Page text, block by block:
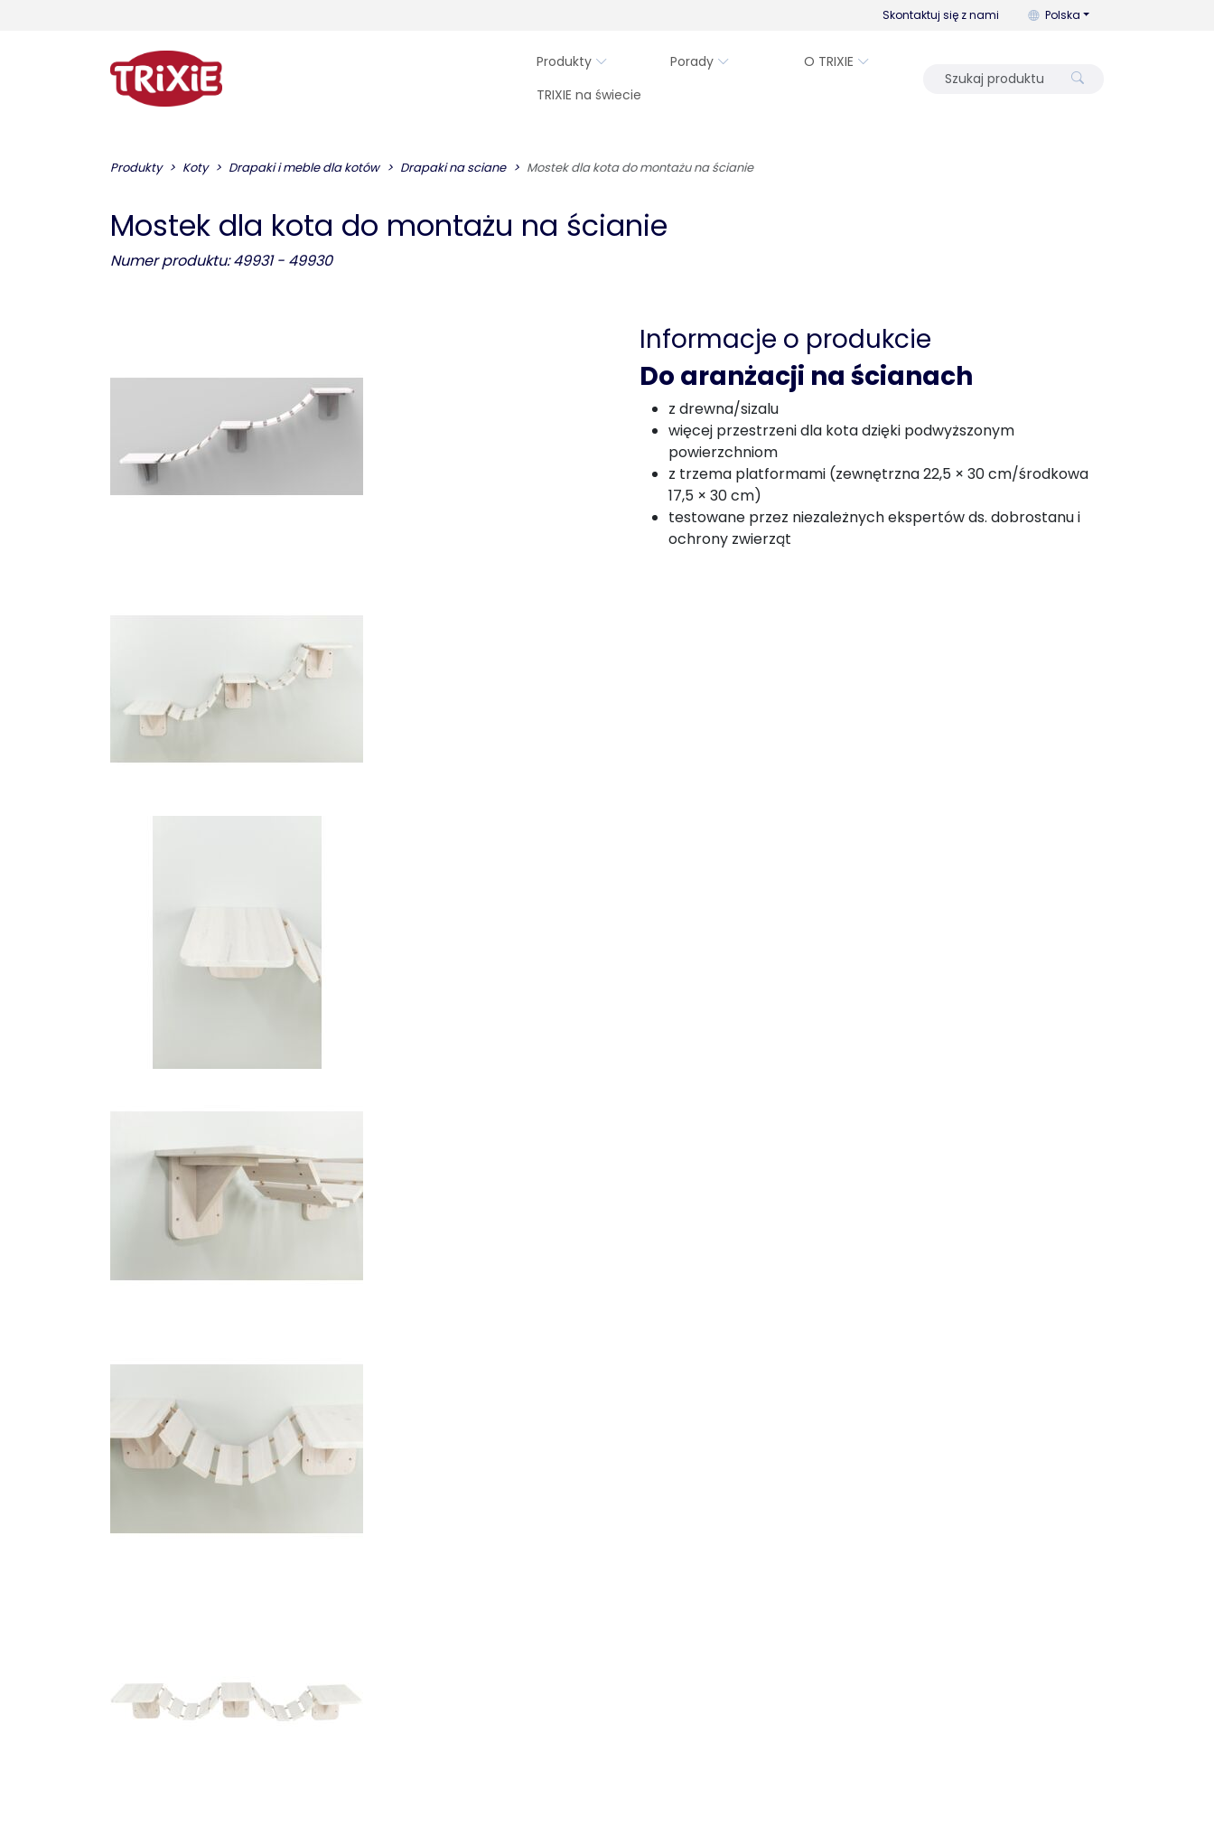
Skontaktuj się z nami Możesz zmienić język za
Polska
Produkty Porady
O TRIXIE
TRIXIE na świecie
Produkty Koty Drapaki i meble dla kotów Drapaki na sciane Mostek dla kota do montażu na ścianie
Mostek dla kota do montażu na ścianie
Numer produktu: 49931 - 49930
Informacje o produkcie
Do aranżacji na ścianach
z drewna/sizalu
więcej przestrzeni dla kota dzięki podwyższonym
powierzchniom
z trzema platformami (zewnętrzna 22,5 × 30 cm/środkowa
17,5 × 30 cm)
testowane przez niezależnych ekspertów ds. dobrostanu i
ochrony zwierząt